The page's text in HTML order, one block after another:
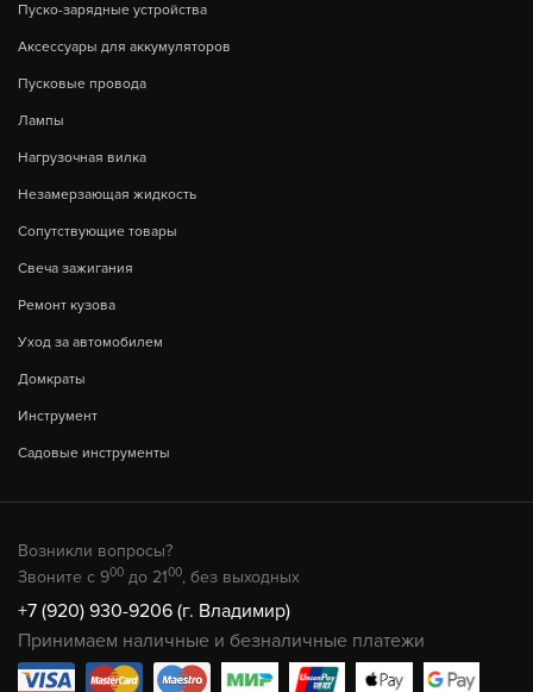
Пуско-зарядные устройства
Аксессуары для аккумуляторов
Пусковые провода
Лампы
Нагрузочная вилка
Незамерзающая жидкость
Сопутствующие товары
Свеча зажигания
Ремонт кузова
Уход за автомобилем
Домкраты
Инструмент
Садовые инструменты
Возникли вопросы?
Звоните с 900 до 2100, без выходных
+7 (920) 930-9206 (г. Владимир)
Принимаем наличные и безналичные платежи